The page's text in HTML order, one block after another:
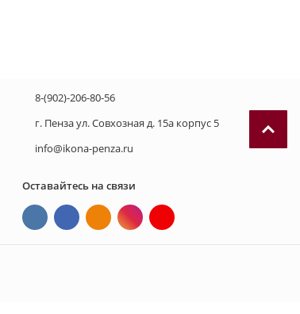
8-(902)-206-80-56
г. Пенза ул. Совхозная д. 15а корпус 5
info@ikona-penza.ru
Оставайтесь на связи